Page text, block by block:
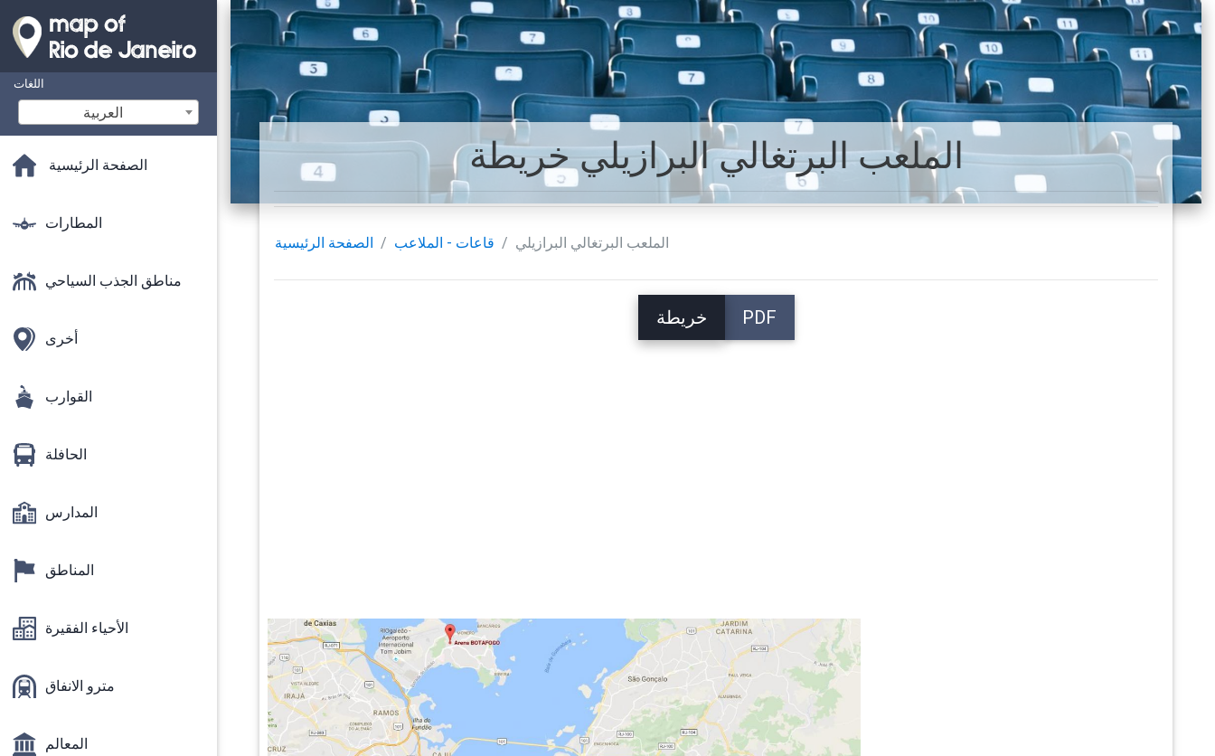
اللغات
‫العربية
الصفحة الرئيسية
المطارات
مناطق الجذب السياحي
أخرى
القوارب
الحافلة
المدارس
المناطق
الأحياء الفقيرة
مترو الانفاق
المعالم
الملعب البرتغالي البرازيلي خريطة
الصفحة الرئيسية قاعات - الملاعب الملعب البرتغالي البرازيلي
خريطة PDF